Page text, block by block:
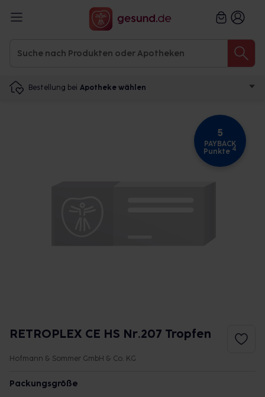
Bestellung bei Apotheke wählen
5
PAYBACK
Punkte 4
RETROPLEX CE HS Nr.207 Tropfen
Hofmann & Sommer GmbH & Co. KG
Packungsgröße